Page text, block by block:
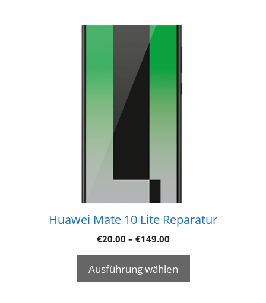
Huawei Mate 10 Lite Reparatur
€20.00 – €149.00
Ausführung wählen